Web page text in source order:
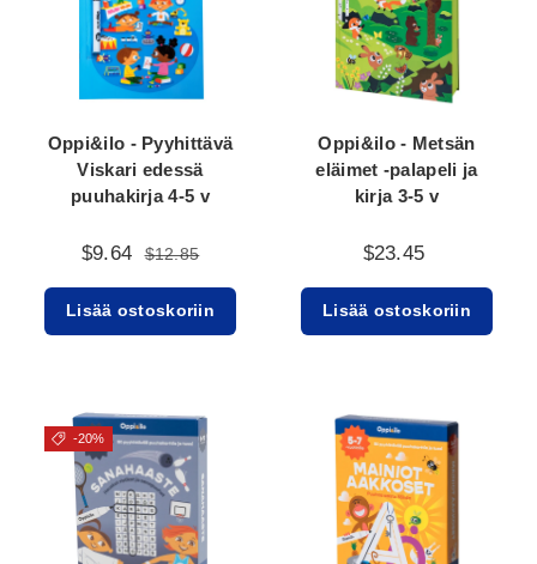
Oppi&ilo - Pyyhittävä
Viskari edessä
puuhakirja 4-5 v
$9.64 $12.85
Lisää ostoskoriin
Oppi&ilo - Metsän
eläimet -palapeli ja
kirja 3-5 v
$23.45
Lisää ostoskoriin
-20%